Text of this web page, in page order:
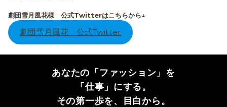
劇団雪月風花様 公式Twitterはこちらから↓
劇団雪月風花 公式Twitter
あなたの「ファッション」を
「仕事」にする。
その第一歩を、目白から。